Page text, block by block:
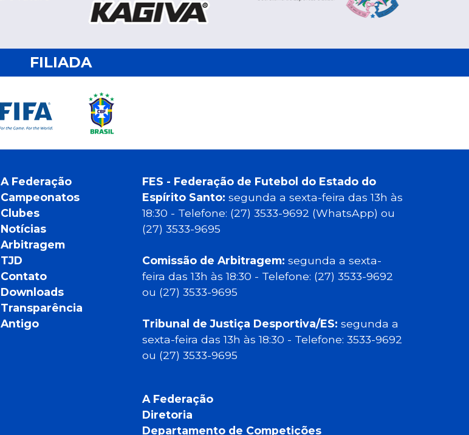
FILIADA
A Federação
Campeonatos
Clubes
Notícias
Arbitragem
TJD
Contato
Downloads
Transparência
Antigo
FES - Federação de Futebol do Estado do
Espírito Santo: segunda a sexta-feira das 13h às
18:30 - Telefone: (27) 3533-9692 (WhatsApp) ou
(27) 3533-9695
Comissão de Arbitragem: segunda a sexta-
feira das 13h às 18:30 - Telefone: (27) 3533-9692
ou (27) 3533-9695
Tribunal de Justiça Desportiva/ES: segunda a
sexta-feira das 13h às 18:30 - Telefone: 3533-9692
ou (27) 3533-9695
A Federação
Diretoria
Departamento de Competições